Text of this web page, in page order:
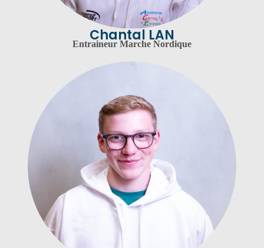
Chantal LAN
Entraineur Marche Nordique